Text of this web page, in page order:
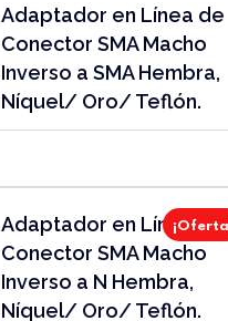
Adaptador en Línea de
Conector SMA Macho
Inverso a SMA Hembra,
Níquel/ Oro/ Teflón.
Adaptador en Línea, de
Conector SMA Macho
Inverso a N Hembra,
Níquel/ Oro/ Teflón.